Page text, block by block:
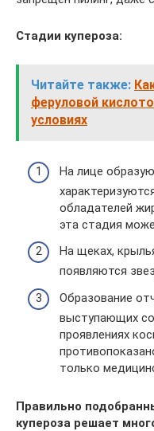
Стадии купероза:
Читайте также:
феруловой
условиях
На лице
обладателей
эта стадия
На щеках,
появляются
Образование
выступающих
проявлениях
только
Правильно
купероза решает